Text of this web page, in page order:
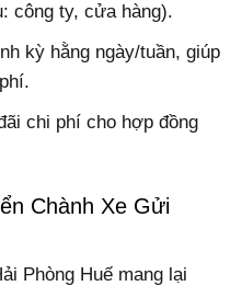
công ty, cửa hàng).
kỳ hằng ngày/tuần, giúp
chi phí cho hợp đồng
Chành Xe Gửi
Phòng Huế mang lại